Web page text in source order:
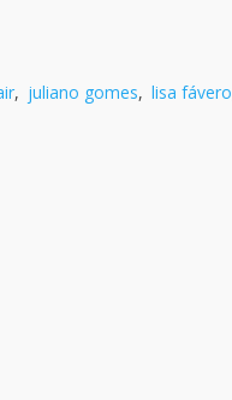
, juliano gomes, lisa fávero